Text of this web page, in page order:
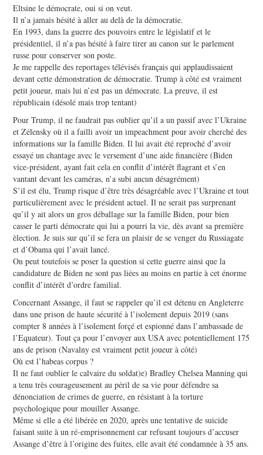
Eltsine le démocrate, oui si on veut.
Il n’a jamais hésité à aller au delà de la démocratie.
En 1993, dans la guerre des pouvoirs entre le législatif et le
présidentiel, il n’a pas hésité à faire tirer au canon sur le parlement
russe pour conserver son poste.
Je me rappelle des reportages télévisés français qui applaudissaient
devant cette démonstration de démocratie. Trump à côté est vraiment
petit joueur, mais lui n’est pas un démocrate. La preuve, il est
républicain (désolé mais trop tentant)
Pour Trump, il ne faudrait pas oublier qu’il a un passif avec l’Ukraine
et Zélensky où il a failli avoir un impeachment pour avoir cherché des
informations sur la famille Biden. Il lui avait été reproché d’avoir
essayé un chantage avec le versement d’une aide financière (Biden
vice-président, ayant fait cela en conflit d’intérêt flagrant et s’en
vantant devant les caméras, n’a subi aucun désagrément)
S’il est élu, Trump risque d’être très désagréable avec l’Ukraine et tout
particulièrement avec le président actuel. Il ne serait pas surprenant
qu’il y ait alors un gros déballage sur la famille Biden, pour bien
casser le parti démocrate qui lui a pourri la vie, dès avant sa première
èlection. Je suis sur qu’il se fera un plaisir de se venger du Russiagate
et d’Obama qui l’avait lancé.
On peut toutefois se poser la question si cette guerre ainsi que la
candidature de Biden ne sont pas liées au moins en partie à cet énorme
conflit d’intérêt d’ordre familial.
Concernant Assange, il faut se rappeler qu’il est détenu en Angleterre
dans une prison de haute sécurité à l’isolement depuis 2019 (sans
compter 8 années à l’isolement forçé et espionné dans l’ambassade de
l’Equateur). Tout ça pour l’envoyer aux USA avec potentiellement 175
ans de prison (Navalny est vraiment petit joueur à côté)
Où est l’habeas corpus ?
Il ne faut oublier le calvaire du soldat)e) Bradley Chelsea Manning qui
a tenu très courageusement au péril de sa vie pour défendre sa
dénonciation de crimes de guerre, en résistant à la torture
psychologique pour mouiller Assange.
Même si elle a été libérée en 2020, après une tentative de suicide
faisant suite à un ré-emprisonnement car refusant toujours d’accuser
Assange d’être à l’origine des fuites, elle avait été condamnée à 35 ans.